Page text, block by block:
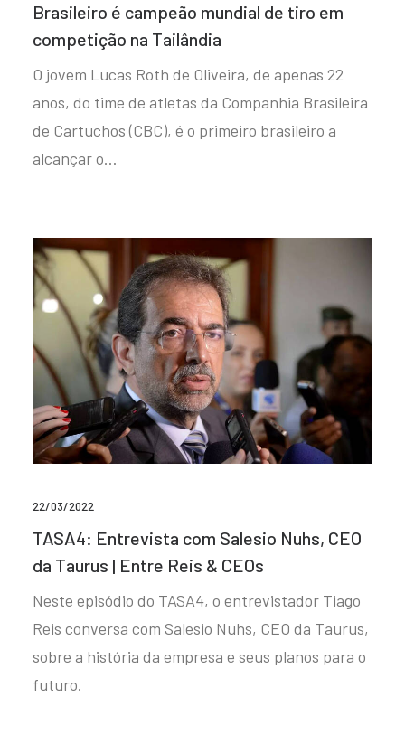
Brasileiro é campeão mundial de tiro em
competição na Tailândia
O jovem Lucas Roth de Oliveira, de apenas 22
anos, do time de atletas da Companhia Brasileira
de Cartuchos (CBC), é o primeiro brasileiro a
alcançar o…
22/03/2022
TASA4: Entrevista com Salesio Nuhs, CEO
da Taurus | Entre Reis & CEOs
Neste episódio do TASA4, o entrevistador Tiago
Reis conversa com Salesio Nuhs, CEO da Taurus,
sobre a história da empresa e seus planos para o
futuro.